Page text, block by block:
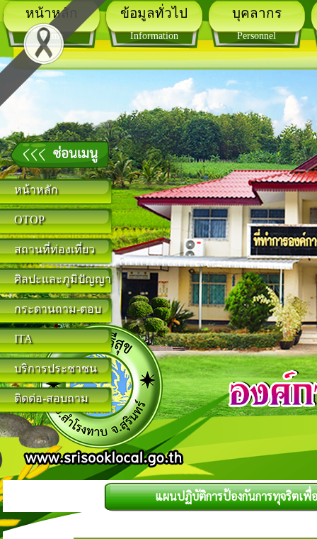
หน้าหลัก
OTOP
สถานที่ท่องเที่ยว
ศิลปะและภูมิปัญญา
กระดานถาม-ตอบ
ITA
บริการประชาชน
ติดต่อ-สอบถาม
หน้าหลัก
Home
ข้อมูลทั่วไป
Information
บุคลากร
Personnel
แผนปฏิบัติการป้องกันการทุจริตเพื่